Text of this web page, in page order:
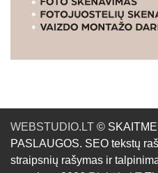
WEBSTUDIO.LT ©
PASLAUGOS. SEO tekstų
straipsnių rašymas ir